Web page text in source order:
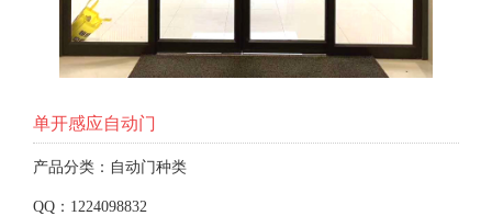
单开感应自动门
产品分类：自动门种类
QQ：1224098832